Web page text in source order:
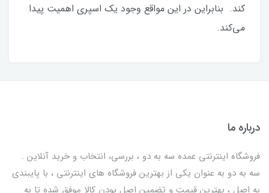
کند. بنابراین در این مواقع وجود یک اسپری اهمیت پیدا
می‌کند.
درباره ما
فروشگاه اینترنتی عمده سه به دو ، بررسی، انتخاب و خرید آنلاین .
سه به دو به عنوان یکی از بهترين فروشگاه های اینترنتی ، با پایبندی
به اصل ، بهترين قيمت و تضمین اصل‌ بودن کالا موفق شده تا به